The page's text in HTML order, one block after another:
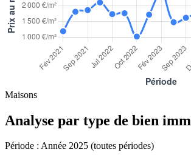
Maisons
Analyse par type de bien
Période : Année 2025 (toutes périodes)